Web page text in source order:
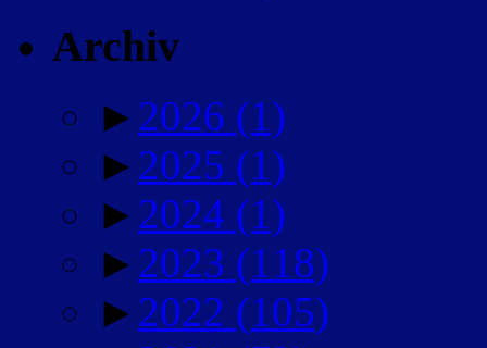
Archiv
► 2026 (1)
► 2025 (1)
► 2024 (1)
► 2023 (118)
► 2022 (105)